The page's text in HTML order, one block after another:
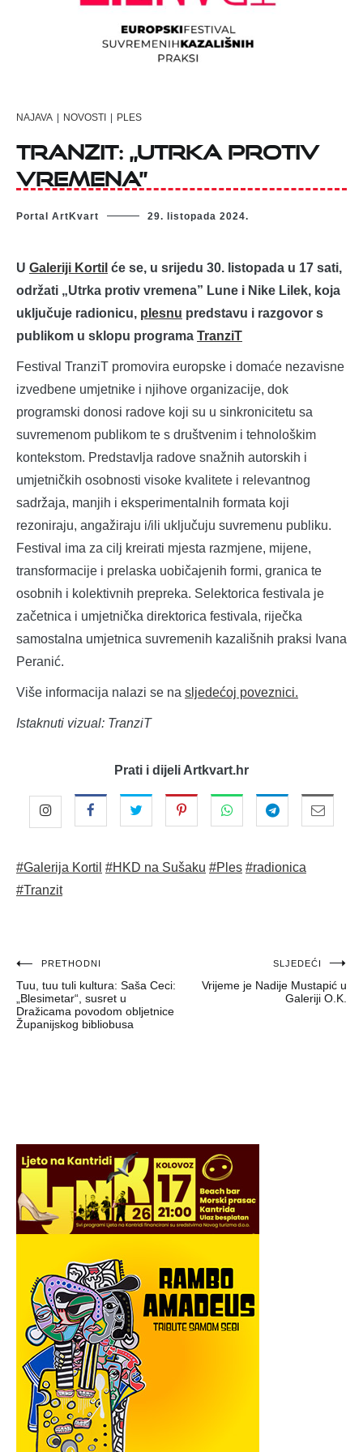
NAJAVA | NOVOSTI | PLES
TranziT: „Utrka protiv
vremena”
Portal ArtKvart 29. listopada 2024.
U Galeriji Kortil će se, u srijedu 30. listopada u 17 sati,
održati „Utrka protiv vremena” Lune i Nike Lilek, koja
uključuje radionicu, plesnu predstavu i razgovor s
publikom u sklopu programa TranziT
Festival TranziT promovira europske i domaće nezavisne
izvedbene umjetnike i njihove organizacije, dok
programski donosi radove koji su u sinkronicitetu sa
suvremenom publikom te s društvenim i tehnološkim
kontekstom. Predstavlja radove snažnih autorskih i
umjetničkih osobnosti visoke kvalitete i relevantnog
sadržaja, manjih i eksperimentalnih formata koji
rezoniraju, angažiraju i/ili uključuju suvremenu publiku.
Festival ima za cilj kreirati mjesta razmjene, mijene,
transformacije i prelaska uobičajenih formi, granica te
osobnih i kolektivnih prepreka. Selektorica festivala je
začetnica i umjetnička direktorica festivala, riječka
samostalna umjetnica suvremenih kazališnih praksi Ivana
Peranić.
Više informacija nalazi se na sljedećoj poveznici.
Istaknuti vizual: TranziT
Prati i dijeli Artkvart.hr
#Galerija Kortil #HKD na Sušaku #Ples #radionica
#Tranzit
Navigacija
objava
PRETHODNI
Tuu, tuu tuli kultura: Saša Ceci:
„Blesimetar“, susret u
Dražicama povodom obljetnice
Županijskog bibliobusa
SLJEDEĆI
Vrijeme je Nadije Mustapić u
Galeriji O.K.